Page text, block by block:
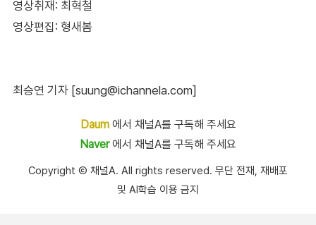
영상취재: 최혁철
영상편집: 형새봄
최승연 기자 [suung@ichannela.com]
Daum에서 채널A를 구독해 주세요
Naver에서 채널A를 구독해 주세요
Copyright Ⓒ 채널A. All rights reserved. 무단 전재, 재배포
및 AI학습 이용 금지